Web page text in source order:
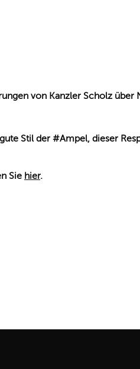
von Kanzler Scholz über
Stil der #Ampel, dieser
Sie hier.